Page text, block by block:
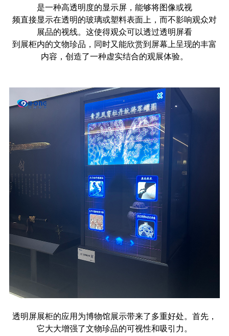
是一种高透明度的显示屏，能够将图像或视
频直接显示在透明的玻璃或塑料表面上，而不影响观众对
展品的视线。这使得观众可以透过透明屏看
到展柜内的文物珍品，同时又能欣赏到屏幕上呈现的丰富
内容，创造了一种虚实结合的观展体验。
透明屏展柜的应用为博物馆展示带来了多重好处。首先，
它大大增强了文物珍品的可视性和吸引力。